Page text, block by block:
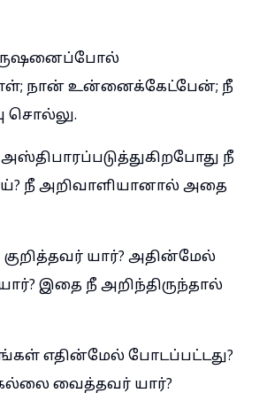
நான் உன்னைக்கேட்பேன்; நீ
சொல்லு.
நீ
நீ அறிவாளியானால் அதை
யார்? அதின்மேல்
இதை நீ அறிந்திருந்தால்
எதின்மேல் போடப்பட்டது?
வைத்தவர் யார்?